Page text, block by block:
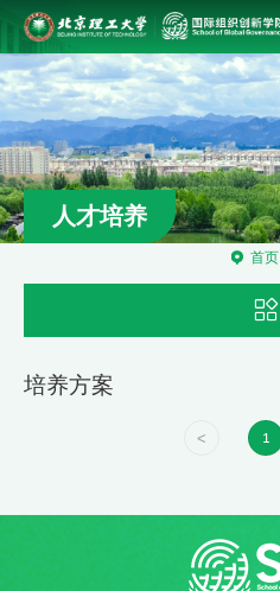
首页
人才培养
培养方案
< 1